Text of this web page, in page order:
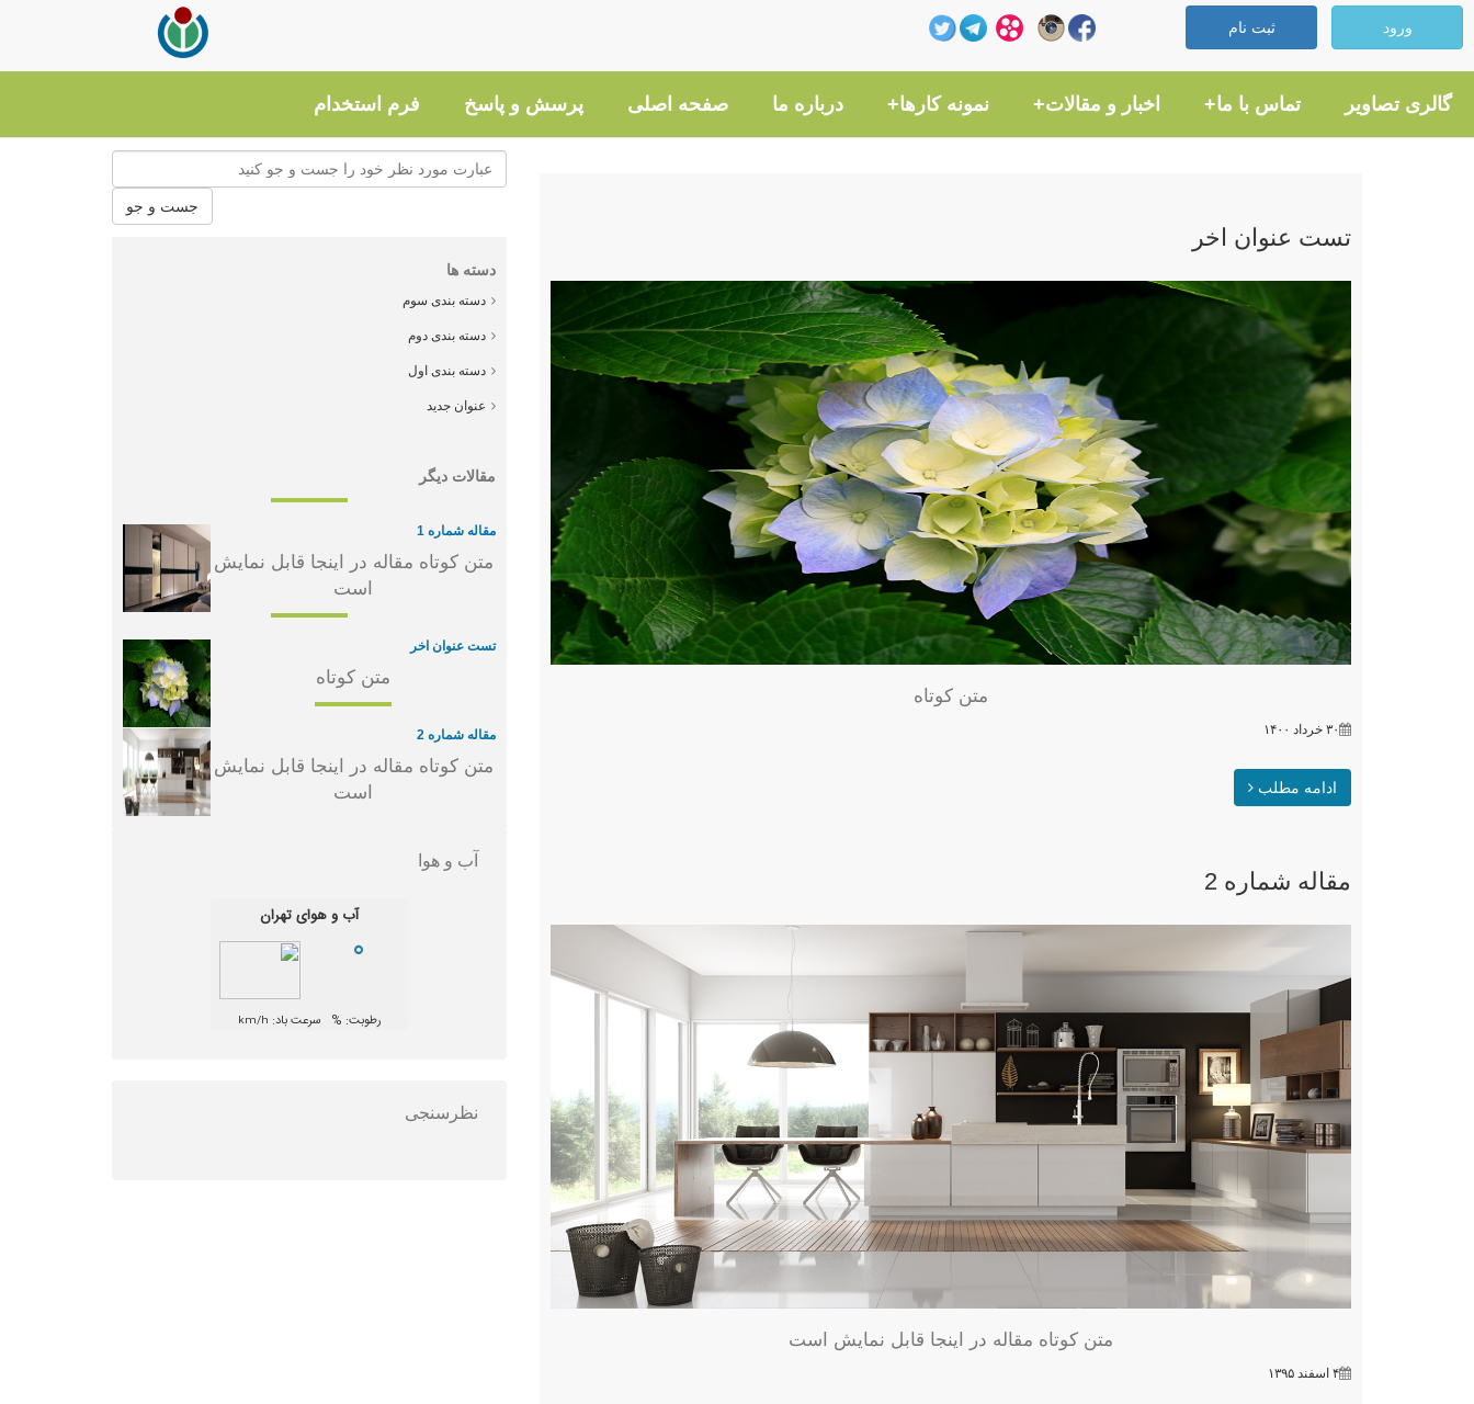
ورود ثبت نام
فرم استخدام پرسش و پاسخ صفحه اصلی درباره ما نمونه کارها+ اخبار و مقالات+ تماس با ما+ گالری تصاویر
تست عنوان اخر
متن کوتاه
۳۰ خرداد ۱۴۰۰
ادامه مطلب
مقاله شماره 2
متن کوتاه مقاله در اینجا قابل نمایش است
۴ اسفند ۱۳۹۵
جست و جو
دسته ها
دسته بندی سوم
دسته بندی دوم
دسته بندی اول
عنوان جدید
مقالات دیگر
مقاله شماره 1
متن کوتاه مقاله در اینجا قابل نمایش
است
تست عنوان اخر
متن کوتاه
مقاله شماره 2
متن کوتاه مقاله در اینجا قابل نمایش
است
آب و هوا
نظرسنجی